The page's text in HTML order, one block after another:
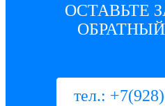
ОСТАВЬТЕ
тел.: